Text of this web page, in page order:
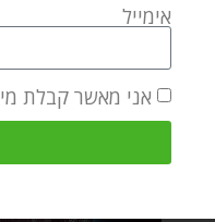
אימייל
אני מאשר קבלת